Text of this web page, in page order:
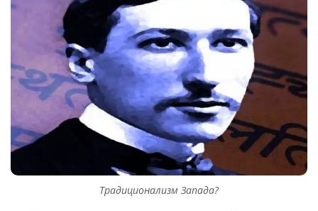
Традиционализм Запада?